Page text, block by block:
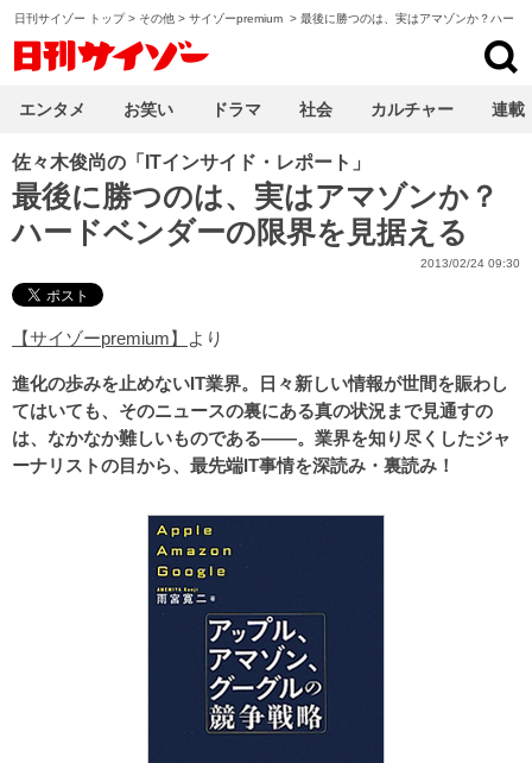
日刊サイゾー トップ> その他 > サイゾーpremium > 最後に勝つのは、実はアマゾンか？ハード
佐々木俊尚の「ITインサイド・レポート」
最後に勝つのは、実はアマゾンか？
ハードベンダーの限界を見据える
2013/02/24 09:30
【サイゾーpremium】 より
進化の歩みを止めないIT業界。日々新しい情報が世間を賑わし
てはいても、そのニュースの裏にある真の状況まで見通すの
は、なかなか難しいものである――。業界を知り尽くしたジャ
ーナリストの目から、最先端IT事情を深読み・裏読み！
エンタメ お笑い ドラマ 社会 カルチャー 連載